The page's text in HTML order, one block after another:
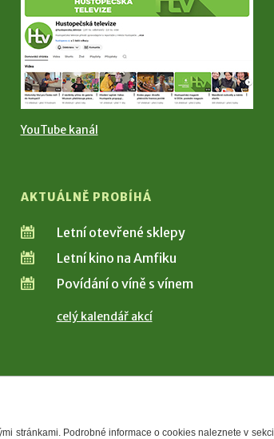
YouTube kanál
AKTUÁLNĚ PROBÍHÁ
Letní otevřené sklepy
Letní kino na Amfiku
Povídání o víně s vínem
celý kalendář akcí
stránkami. Podrobné informace o cookies naleznete v sekci